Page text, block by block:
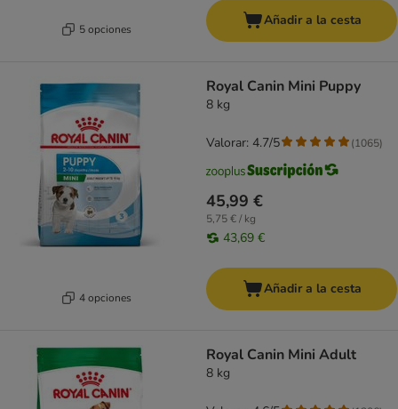
5 opciones
Añadir a la cesta
4 opciones
Royal Canin Mini Puppy
8 kg
45,99 €
5,75 € / kg
43,69 €
Valorar: 4.7/5 (1065)
Añadir a la cesta
Royal Canin Mini Adult
8 kg